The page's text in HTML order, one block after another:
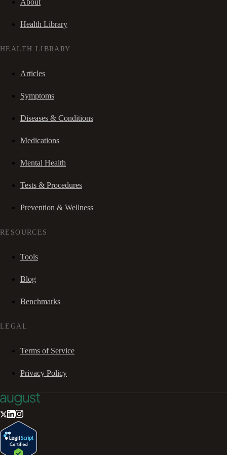
About
Health Library
HEALTH LIBRARY
Articles
Symptoms
Diseases & Conditions
Medications
Mental Health
Tests & Procedures
Prevention & Wellness
RESOURCES
Tools
Blog
Benchmarks
LEGAL
Terms of Service
Privacy Policy